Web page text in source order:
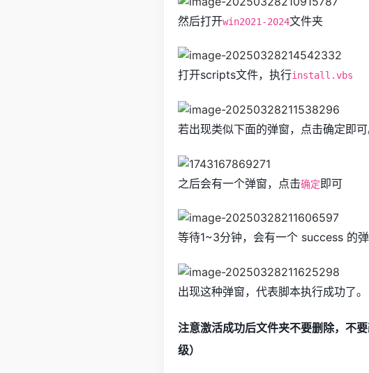
然后打开win2021-2024文件夹
打开scripts文件，执行install.vbs
若出现类似下面的弹窗，点击确定即
之后会有一个弹窗，点击确定即可
等待1~3分钟，会有一个 success 的
出现这种弹窗，代表脚本执行成功了。
注意激活成功后文件夹不要删除，不
级）